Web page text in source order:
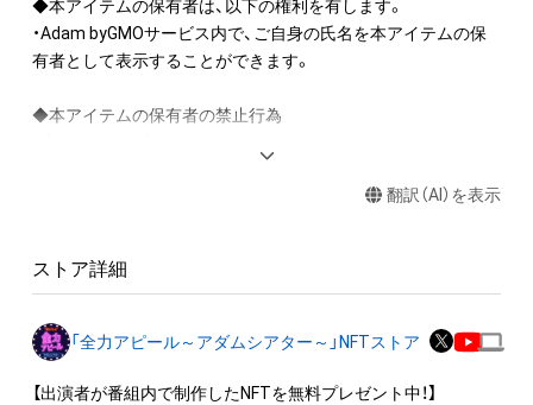
◆本アイテムの保有者は、以下の権利を有します。
・Adam byGMOサービス内で、ご自身の氏名を本アイテムの保
有者として表示することができます。
◆本アイテムの保有者の禁止行為
◆本アイテムに関する注意事項
ロゴ等を含みますがこれらに限られません。)にかかる知的財産
権(著作権、特許権、実用新案権、商標権、意匠権その他の知的財
産権(それらの権利を取得し、又はそれらの権利につき登録等を
翻訳（AI）を表示
ストア詳細
「全力アピール～アダムシアター～」NFTストア
【出演者が番組内で制作したNFTを無料プレゼント中！】